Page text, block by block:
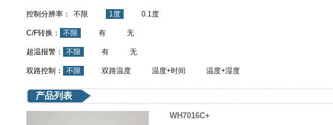
控制分辨率： 不限 1度 0.1度
C/F转换： 不限 有 无
超温报警： 不限 有 无
双路控制： 不限 双路温度 温度+时间 温度+湿度
产品列表
WH7016C+